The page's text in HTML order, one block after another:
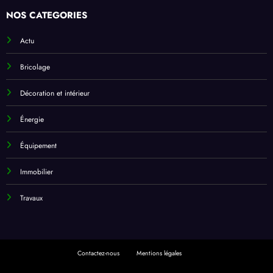
NOS CATEGORIES
Actu
Bricolage
Décoration et intérieur
Énergie
Équipement
Immobilier
Travaux
Contactez-nous Mentions légales